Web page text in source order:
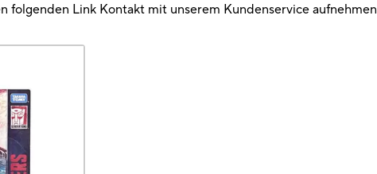
folgenden Link Kontakt mit unserem Kundenservice aufnehmen